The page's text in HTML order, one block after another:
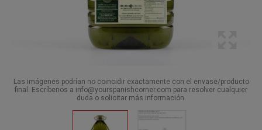
Las imágenes podrían no coincidir exactamente con el envase/producto
final. Escríbenos a info@yourspanishcorner.com para resolver cualquier
duda o solicitar más información.